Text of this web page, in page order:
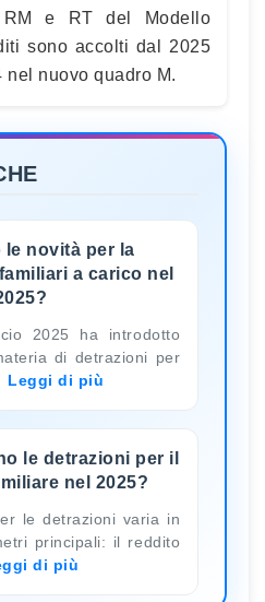
RM e RT del Modello
sono accolti dal 2025
nuovo quadro M.
le novità per la
a carico nel
2025 ha introdotto
di detrazioni per
Leggi di più
le detrazioni per il
nel 2025?
le detrazioni varia in
principali: il reddito
di più